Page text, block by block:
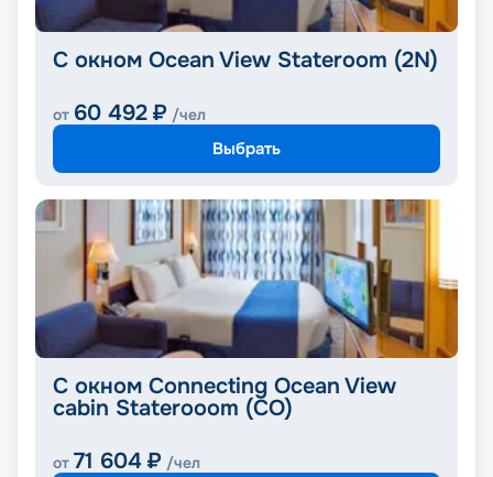
С окном Ocean View Stateroom (2N)
от 60 492 ₽ /чел
Выбрать
C окном Connecting Ocean View
cabin Staterooom (CO)
от 71 604 ₽ /чел